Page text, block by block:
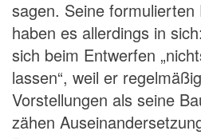
sagen. Seine formulierten
haben es allerdings in
sich beim Entwerfen
lassen“, weil er
Vorstellungen als seine
zähen